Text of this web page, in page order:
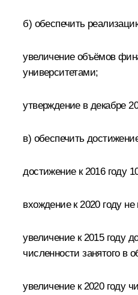
б) обеспечить
увеличение объёмов
университетами;
утверждение в декабре
в) обеспечить
достижение к 2016 году
вхождение к 2020 году
увеличение к 2015 году
численности занятого в
увеличение к 2020 году